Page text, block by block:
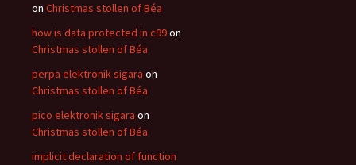
on Christmas stollen of Béa
how is data protected in c99on
Christmas stollen of Béa
perpa elektronik sigara on
Christmas stollen of Béa
pico elektronik sigara on
Christmas stollen of Béa
implicit declaration of function